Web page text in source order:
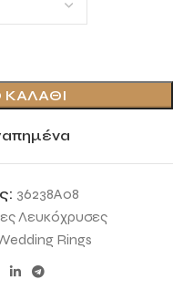
36238A08
Λευκόχρυσες
Rings